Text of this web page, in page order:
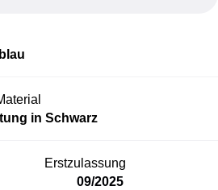
in Schwarz
Erstzulassung
09/2025